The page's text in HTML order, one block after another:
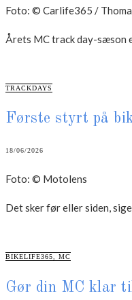
Foto: © Carlife365 /
Årets MC track day-sæson
CATEGORIES
TRACKDAYS
Første styrt på
18/06/2026
Foto: © Motolens
Det sker før eller siden,
CATEGORIES
BIKELIFE365 MC
Gør din MC klar